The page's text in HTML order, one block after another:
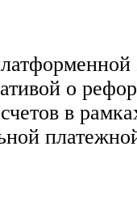
о
в